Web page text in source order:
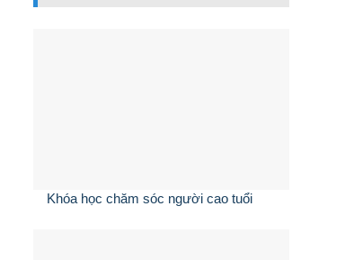
Khóa học chăm sóc người cao tuổi